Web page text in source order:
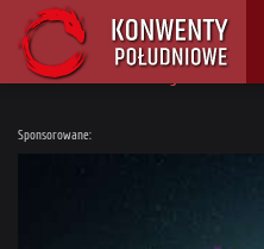
Główna
Sponsorowane: